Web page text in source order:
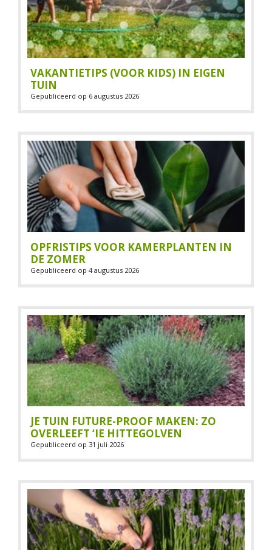
VAKANTIETIPS (VOOR KIDS) IN EIGEN
TUIN
Gepubliceerd op 6 augustus 2026
OPFRISTIPS VOOR KAMERPLANTEN IN
DE ZOMER
Gepubliceerd op 4 augustus 2026
JE TUIN FUTURE-PROOF MAKEN: ZO
OVERLEEFT ‘IE HITTEGOLVEN
Gepubliceerd op 31 juli 2026